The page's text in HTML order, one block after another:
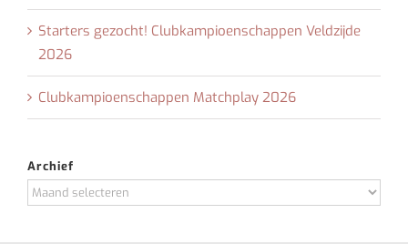
Starters gezocht! Clubkampioenschappen Veldzijde
2026
Clubkampioenschappen Matchplay 2026
Archief
Archief